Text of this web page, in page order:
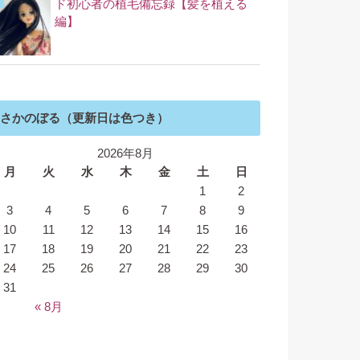
ド初心者の植毛備忘録【髪を植える
編】
さかのぼる（更新日は色つき）
2026年8月
月
火 水 木 金 土 日
« 8月
1
2
3
4 5 6 7 8
9
10
11 12 13 14 15
16
17
18 19 20 21 22
23
24
25 26 27 28 29
30
31